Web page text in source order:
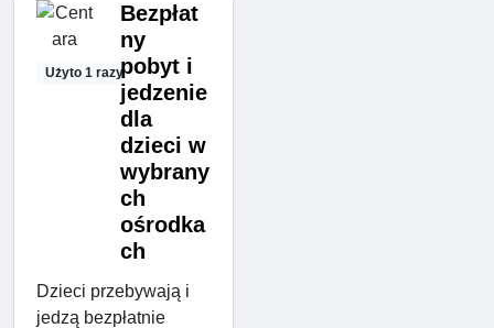
Użyto 1 razy
Bezpłat
ny
pobyt i
jedzenie
dla
dzieci w
wybrany
ch
ośrodka
ch
Dzieci przebywają i
jedzą bezpłatnie